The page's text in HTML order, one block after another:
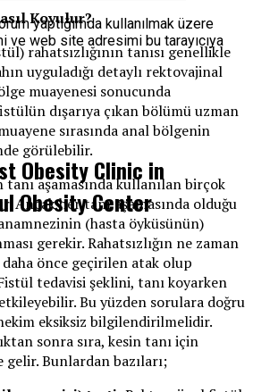
Koyulur?
rahatsızlığının tanısı genellikle
uyguladığı detaylı rektovajinal
muayenesi sonucunda
dışarıya çıkan bölümü uzman
sırasında anal bölgenin
görülebilir.
aşamasında kullanılan birçok
Ancak her tanı aşamasında olduğu
(hasta öyküsünün)
gerekir. Rahatsızlığın ne zaman
daha önce geçirilen atak olup
tedavisi şeklini, tanı koyarken
Bu yüzden sorulara doğru
eksiksiz bilgilendirilmelidir.
sonra sıra, kesin tanı için
Bunlardan bazıları;
yaptığımda kullanılmak üzere
ve web site adresimi bu tarayıcıya
Obesity Clinic in
Obesity Center